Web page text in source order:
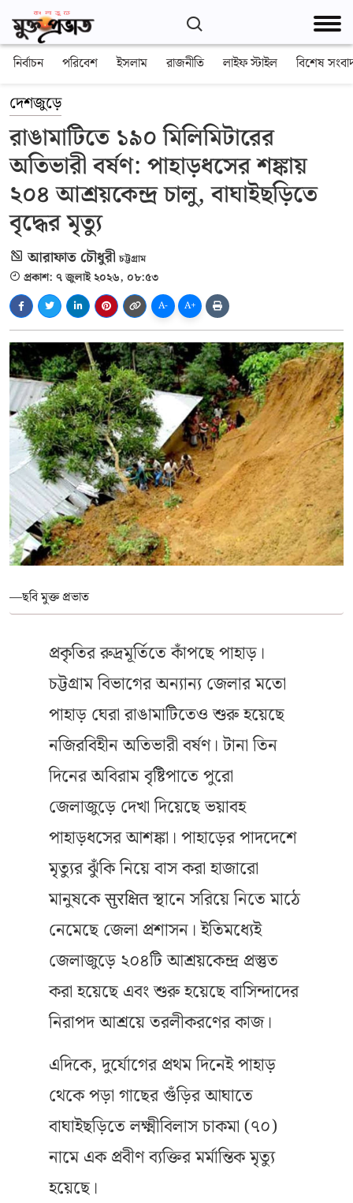
নির্বাচন পরিবেশ ইসলাম রাজনীতি লাইফ স্টাইল বিশেষ
দেশজুড়ে
রাঙামাটিতে ১৯০ মিলিমিটারের
অতিভারী বর্ষণ: পাহাড়ধসের শঙ্কায়
২০৪ আশ্রয়কেন্দ্র চালু, বাঘাইছড়িতে
বৃদ্ধের মৃত্যু
আরাফাত চৌধুরী চট্টগ্রাম
প্রকাশ: ৭ জুলাই ২০২৬, ০৮:৫৩
A- A+
—ছবি মুক্ত প্রভাত
প্রকৃতির রুদ্রমূর্তিতে কাঁপছে পাহাড়।
চট্টগ্রাম বিভাগের অন্যান্য জেলার মতো
পাহাড় ঘেরা রাঙামাটিতেও শুরু হয়েছে
নজিরবিহীন অতিভারী বর্ষণ। টানা তিন
দিনের অবিরাম বৃষ্টিপাতে পুরো
জেলাজুড়ে দেখা দিয়েছে ভয়াবহ
পাহাড়ধসের আশঙ্কা। পাহাড়ের পাদদেশে
মৃত্যুর ঝুঁকি নিয়ে বাস করা হাজারো
মানুষকে सुरक्षित স্থানে সরিয়ে নিতে মাঠে
নেমেছে জেলা প্রশাসন। ইতিমধ্যেই
জেলাজুড়ে ২০৪টি আশ্রয়কেন্দ্র প্রস্তুত
করা হয়েছে এবং শুরু হয়েছে বাসিন্দাদের
নিরাপদ আশ্রয়ে তরলীকরণের কাজ।
এদিকে, দুর্যোগের প্রথম দিনেই পাহাড়
থেকে পড়া গাছের গুঁড়ির আঘাতে
বাঘাইছড়িতে লক্ষ্মীবিলাস চাকমা (৭০)
নামে এক প্রবীণ ব্যক্তির মর্মান্তিক মৃত্যু
হয়েছে।